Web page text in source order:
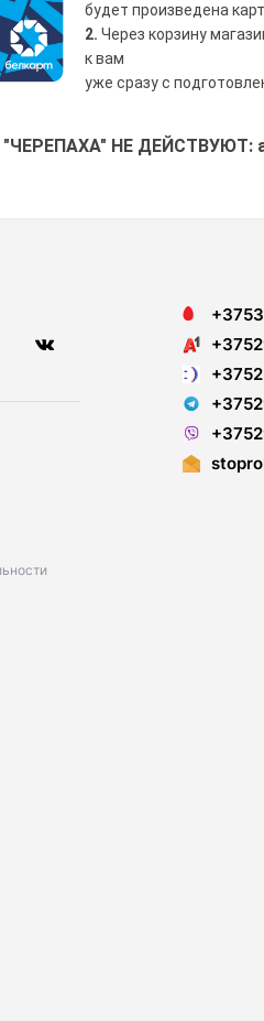
будет произведена
2. Через корзину
к вам
уже сразу с
НЕ ДЕЙСТВУЮТ: